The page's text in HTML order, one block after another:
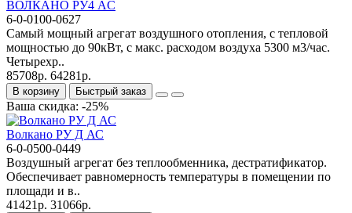
ВОЛКАНО РУ4 AC
6-0-0100-0627
Самый мощный агрегат воздушного отопления, с тепловой
мощностью до 90кВт, с макс. расходом воздуха 5300 м3/час.
Четырехр..
85708р. 64281р.
В корзину Быстрый заказ
Ваша скидка: -25%
Волкано РУ Д АС
6-0-0500-0449
Воздушный агрегат без теплообменника, дестратификатор.
Обеспечивает равномерность температуры в помещении по
площади и в..
41421р. 31066р.